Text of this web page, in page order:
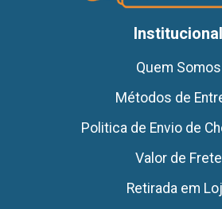
Institucional
Quem Somos
Métodos de
Politica de Envio de
Valor de Frete
Retirada em